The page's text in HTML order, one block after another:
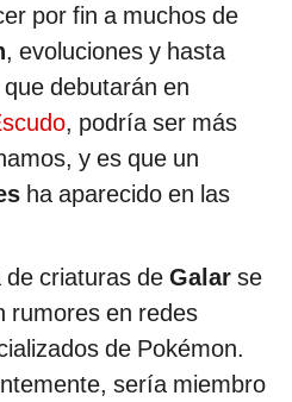
por fin a muchos de
, evoluciones y hasta
que debutarán en
, podría ser más
y es que un
ha aparecido en las
de criaturas de Galar se
rumores en redes
de Pokémon.
sería miembro